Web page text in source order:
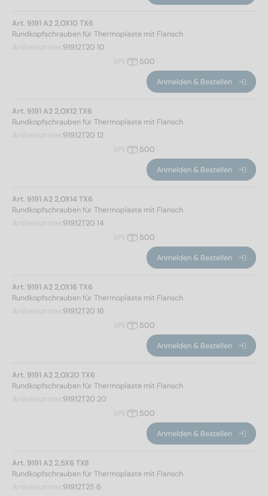
Art. 9191 A2 2,0X10 TX6
Rundkopfschrauben für Thermoplaste mit Flansch
Artikelnummer 91912T20 10
VPE
500
Anmelden & Bestellen
Art. 9191 A2 2,0X12 TX6
Rundkopfschrauben für Thermoplaste mit Flansch
Artikelnummer 91912T20 12
VPE
500
Anmelden & Bestellen
Art. 9191 A2 2,0X14 TX6
Rundkopfschrauben für Thermoplaste mit Flansch
Artikelnummer 91912T20 14
VPE
500
Anmelden & Bestellen
Art. 9191 A2 2,0X16 TX6
Rundkopfschrauben für Thermoplaste mit Flansch
Artikelnummer 91912T20 16
VPE
500
Anmelden & Bestellen
Art. 9191 A2 2,0X20 TX6
Rundkopfschrauben für Thermoplaste mit Flansch
Artikelnummer 91912T20 20
VPE
500
Anmelden & Bestellen
Art. 9191 A2 2,5X6 TX8
Rundkopfschrauben für Thermoplaste mit Flansch
Artikelnummer 91912T25 6